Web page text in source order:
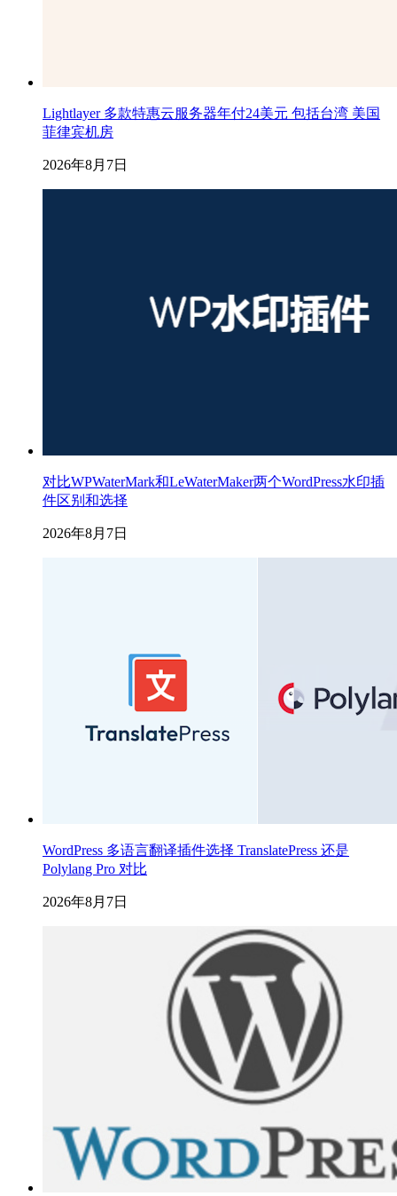
Lightlayer 多款特惠云服务器年付24美元 包括台湾 美国
菲律宾机房
2026年8月7日
对比WPWaterMark和LeWaterMaker两个WordPress水印插
件区别和选择
2026年8月7日
WordPress 多语言翻译插件选择 TranslatePress 还是
Polylang Pro 对比
2026年8月7日